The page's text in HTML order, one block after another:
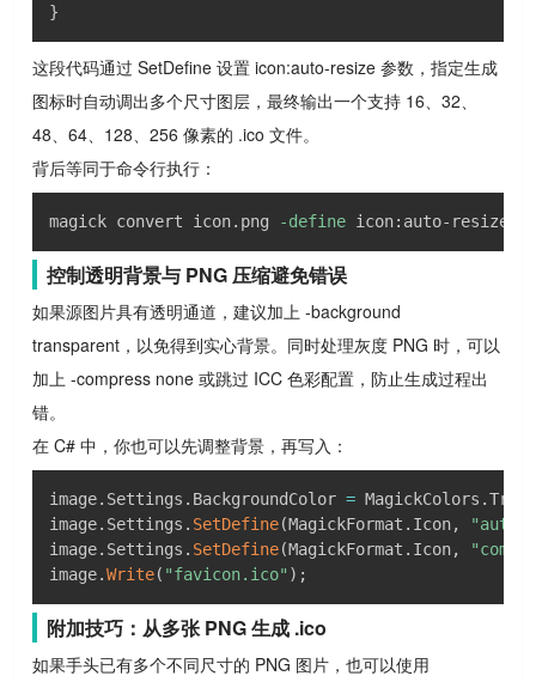
}
这段代码通过 SetDefine 设置 icon:auto-resize 参数，指定生成
图标时自动调出多个尺寸图层，最终输出一个支持 16、32、
48、64、128、256 像素的 .ico 文件。
背后等同于命令行执行：
magick convert icon.png -define icon:auto-resize
控制透明背景与 PNG 压缩避免错误
如果源图片具有透明通道，建议加上 -background
transparent，以免得到实心背景。同时处理灰度 PNG 时，可以
加上 -compress none 或跳过 ICC 色彩配置，防止生成过程出
错。
在 C# 中，你也可以先调整背景，再写入：
image. Settings . BackgroundColor = MagickColors .
image. Settings . SetDefine(MagickFormat . Icon,
"auto-
image. Settings . SetDefine(MagickFormat . Icon,
image.Write( "favicon.ico" ) ;
附加技巧：从多张 PNG 生成 .ico
如果手头已有多个不同尺寸的 PNG 图片，也可以使用